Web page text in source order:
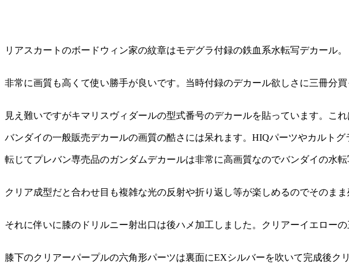
リアスカートのボードウィン家の紋章はモデグラ付録の鉄血系水転写デカール。
非常に画質も高くて使い勝手が良いです。当時付録のデカール欲しさに三冊分買
見え難いですがキマリスヴィダールの型式番号のデカールを貼っています。こ
バンダイの一般販売デカールの画質の酷さには呆れます。HIQパーツやカルト
転じてプレバン専売品のガンダムデカールは非常に高画質なのでバンダイの水
クリア成型だと合わせ目も複雑な光の反射や折り返し等が楽しめるのでそのま
それに伴いに膝のドリルニー射出口は後ハメ加工しました。クリアーイエロー
膝下のクリアーパープルの六角形パーツは裏面にEXシルバーを吹いて完成後ク